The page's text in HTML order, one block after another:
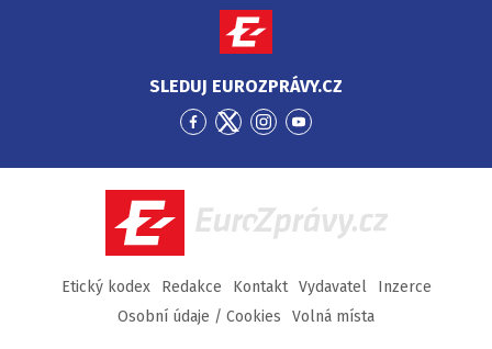
SLEDUJ EUROZPRÁVY.CZ
Přejít
Facebook
Přejít
Twitter
Přejít
Instagram
Přejít
YouTube
EuroZprávy.cz
Etický kodex Redakce Kontakt Vydavatel
Inzerce
Osobní údaje / Cookies
Volná místa